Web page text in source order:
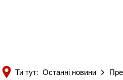
Ти тут: Останні новини